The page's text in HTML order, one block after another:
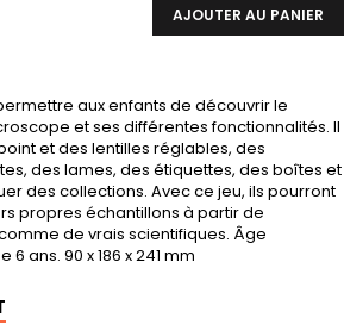
AJOUTER AU PANIER
aux enfants de découvrir le
et ses différentes fonctionnalités. Il
et des lentilles réglables, des
des lames, des étiquettes, des boîtes et
des collections. Avec ce jeu, ils pourront
propres échantillons à partir de
de vrais scientifiques. Âge
ans. 90 x 186 x 241 mm